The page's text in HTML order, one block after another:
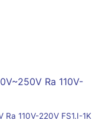
Ra 110V-220V FS1.I-1K